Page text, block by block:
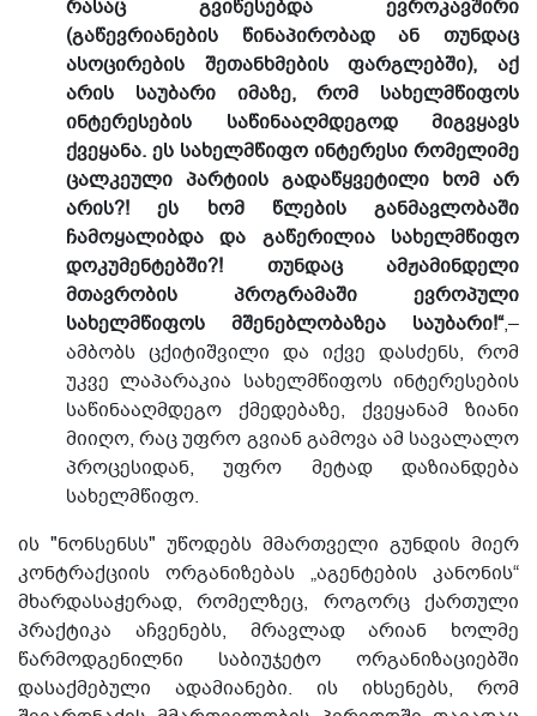
რასაც გვიწესებდა ევროკავშირი
(გაწევრიანების წინაპირობად ან თუნდაც
ასოცირების შეთანხმების ფარგლებში), აქ
არის საუბარი იმაზე, რომ სახელმწიფოს
ინტერესების საწინააღმდეგოდ მიგვყავს
ქვეყანა. ეს სახელმწიფო ინტერესი რომელიმე
ცალკეული პარტიის გადაწყვეტილი ხომ არ
არის?! ეს ხომ წლების განმავლობაში
ჩამოყალიბდა და გაწერილია სახელმწიფო
დოკუმენტებში?! თუნდაც ამჟამინდელი
მთავრობის პროგრამაში ევროპული
სახელმწიფოს მშენებლობაზეა საუბარი!“,–
ამბობს ცქიტიშვილი და იქვე დასძენს, რომ
უკვე ლაპარაკია სახელმწიფოს ინტერესების
საწინააღმდეგო ქმედებაზე, ქვეყანამ ზიანი
მიიღო, რაც უფრო გვიან გამოვა ამ სავალალო
პროცესიდან, უფრო მეტად დაზიანდება
სახელმწიფო.
ის "ნონსენსს" უწოდებს მმართველი გუნდის მიერ
კონტრაქციის ორგანიზებას „აგენტების კანონის“
მხარდასაჭერად, რომელზეც, როგორც ქართული
პრაქტიკა აჩვენებს, მრავლად არიან ხოლმე
წარმოდგენილნი საბიუჯეტო ორგანიზაციებში
დასაქმებული ადამიანები. ის იხსენებს, რომ